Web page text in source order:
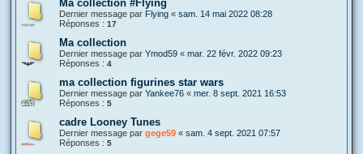
Ma collection #Flying
Dernier message par Flying « sam. 14 mai 2022 08:28
Réponses : 17
Ma collection
Dernier message par Ymod59 « mar. 22 févr. 2022 09:23
Réponses : 4
ma collection figurines star wars
Dernier message par Yankee76 « mer. 8 sept. 2021 16:53
Réponses : 5
cadre Looney Tunes
Dernier message par gege59 « sam. 4 sept. 2021 07:57
Réponses : 5